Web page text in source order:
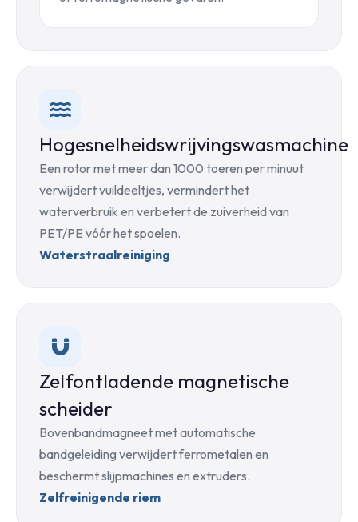
Hogesnelheidswrijvingswasmachine
Een rotor met meer dan 1000 toeren per minuut
verwijdert vuildeeltjes, vermindert het
waterverbruik en verbetert de zuiverheid van
PET/PE vóór het spoelen.
Waterstraalreiniging
Zelfontladende magnetische
scheider
Bovenbandmagneet met automatische
bandgeleiding verwijdert ferrometalen en
beschermt slijpmachines en extruders.
Zelfreinigende riem